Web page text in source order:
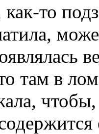
то
там в